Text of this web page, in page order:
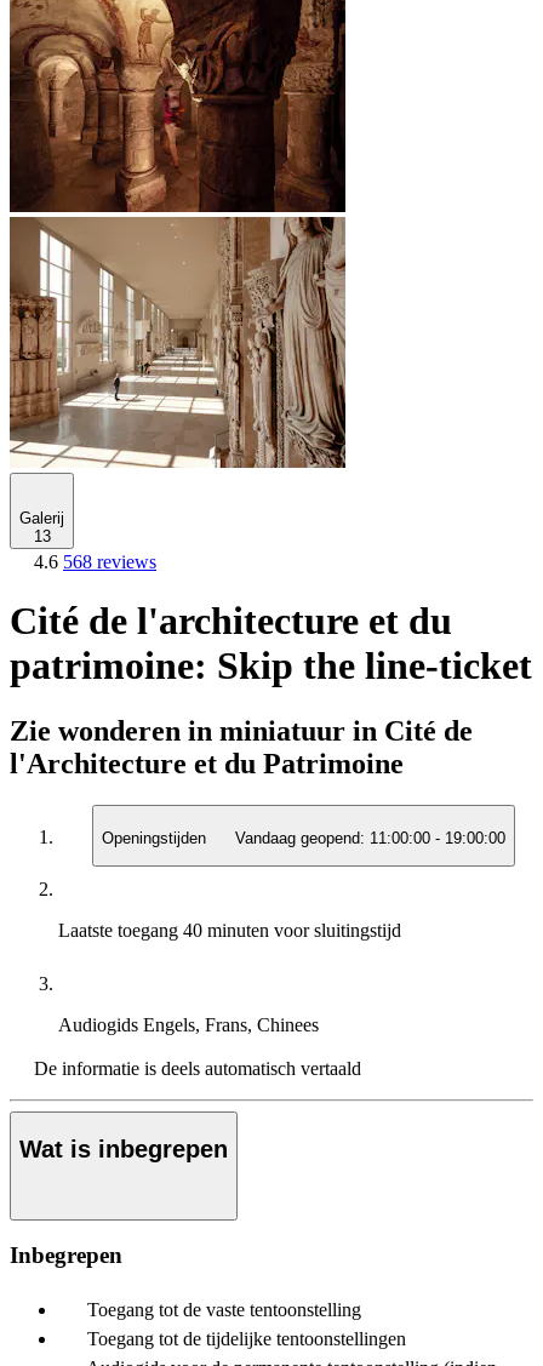
Galerij
13
4.6 568 reviews
Cité de l'architecture et du
patrimoine: Skip the line-ticket
Zie wonderen in miniatuur in Cité de
l'Architecture et du Patrimoine
Openingstijden Vandaag geopend: 11:00:00 - 19:00:00
Laatste toegang 40 minuten voor sluitingstijd
Audiogids Engels, Frans, Chinees
De informatie is deels automatisch vertaald
Wat is inbegrepen
Inbegrepen
Toegang tot de vaste tentoonstelling
Toegang tot de tijdelijke tentoonstellingen